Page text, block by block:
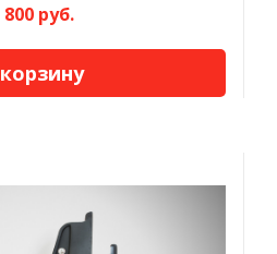
800 руб.